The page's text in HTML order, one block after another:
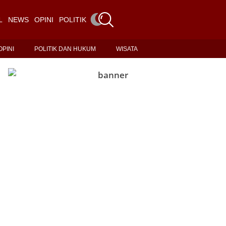
NEWS OPINI POLITIK DAN HUKUM
POLITIK DAN HUKUM WISATA